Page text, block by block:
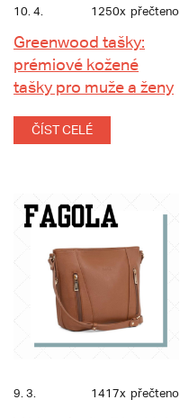
10. 4. 1250x přečteno
Greenwood tašky:
prémiové kožené
tašky pro muže a ženy
ČÍST CELÉ
9. 3. 1417x přečteno